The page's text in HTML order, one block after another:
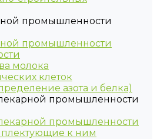
промышленности
промышленности
молока
клеток
азота и белка)
промышленности
промышленности
к ним